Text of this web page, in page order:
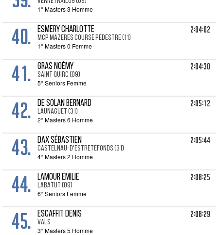
1° Masters 3 Homme
40. ESMERY Charlotte
MCP MAZERES COURSE PEDESTRE (11)
1° Masters 0 Femme
2:04:02
41. GRAS Noémy
SAINT QUIRC (09)
5° Seniors Femme
2:04:30
42. DE SOLAN Bernard
LAUNAGUET (31)
2° Masters 6 Homme
2:05:12
43. DAX Sébastien
CASTELNAU-D'ESTRETEFONDS (31)
4° Masters 2 Homme
2:05:44
44. LAMOUR Emilie
LABATUT (09)
6° Seniors Femme
2:08:25
45. ESCAFFIT Denis
VALS
3° Masters 5 Homme
2:08:29